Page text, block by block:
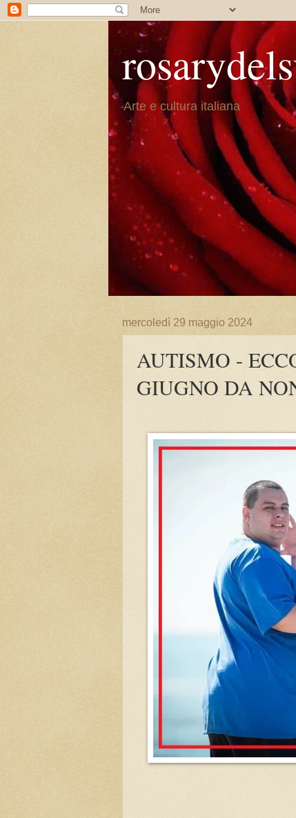
Arte e cultura italiana
mercoledì 29 maggio 2024
AUTISMO -
GIUGNO DA